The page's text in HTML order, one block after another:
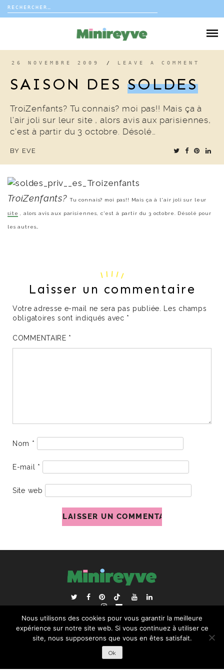
Rechercher :
DÉCO
VOYAGE
26 NOVEMBRE 2009 / LEAVE A COMMENT
SAISON DESSOLDES
TroiZenfants? Tu connais? moi pas!! Mais ça à
l’air joli sur leur site , alors avis aux parisiennes,
c’est à partir du 3 octobre. Désolé…
BY EVE
TroiZenfants? Tu connais? moi pas!! Mais ça à l'air joli sur leur
site , alors avis aux parisiennes, c'est à partir du 3 octobre. Désolé pour
les autres…
Laisser un commentaire
Votre adresse e-mail ne sera pas publiée. Les champs
obligatoires sont indiqués avec *
COMMENTAIRE *
Nom *
E-mail *
Site web
ACCUEIL BLOGROLL
RECHERCHER :
Nous utilisons des cookies pour vous garantir la meilleure
expérience sur notre site web. Si vous continuez à utiliser ce
site, nous supposerons que vous en êtes satisfait.
Ok